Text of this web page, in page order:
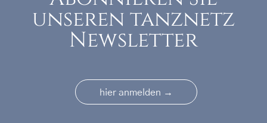
unseren tanznetz
Newsletter
hier anmelden →